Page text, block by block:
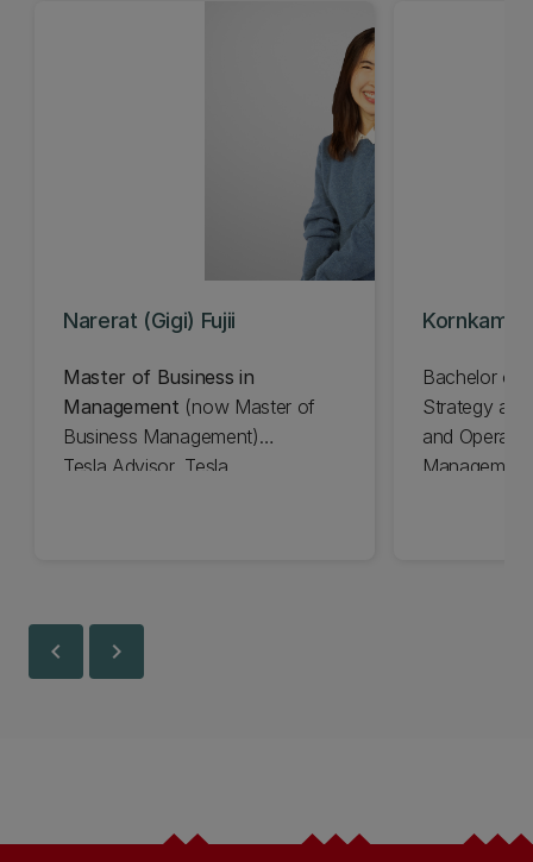
Narerat (Gigi) Fujii
Master of Business in
Management (now Master of
Business Management)
Tesla Advisor, Tesla
Bachelor of
Strategy
and
Management
chevron_left chevron_right